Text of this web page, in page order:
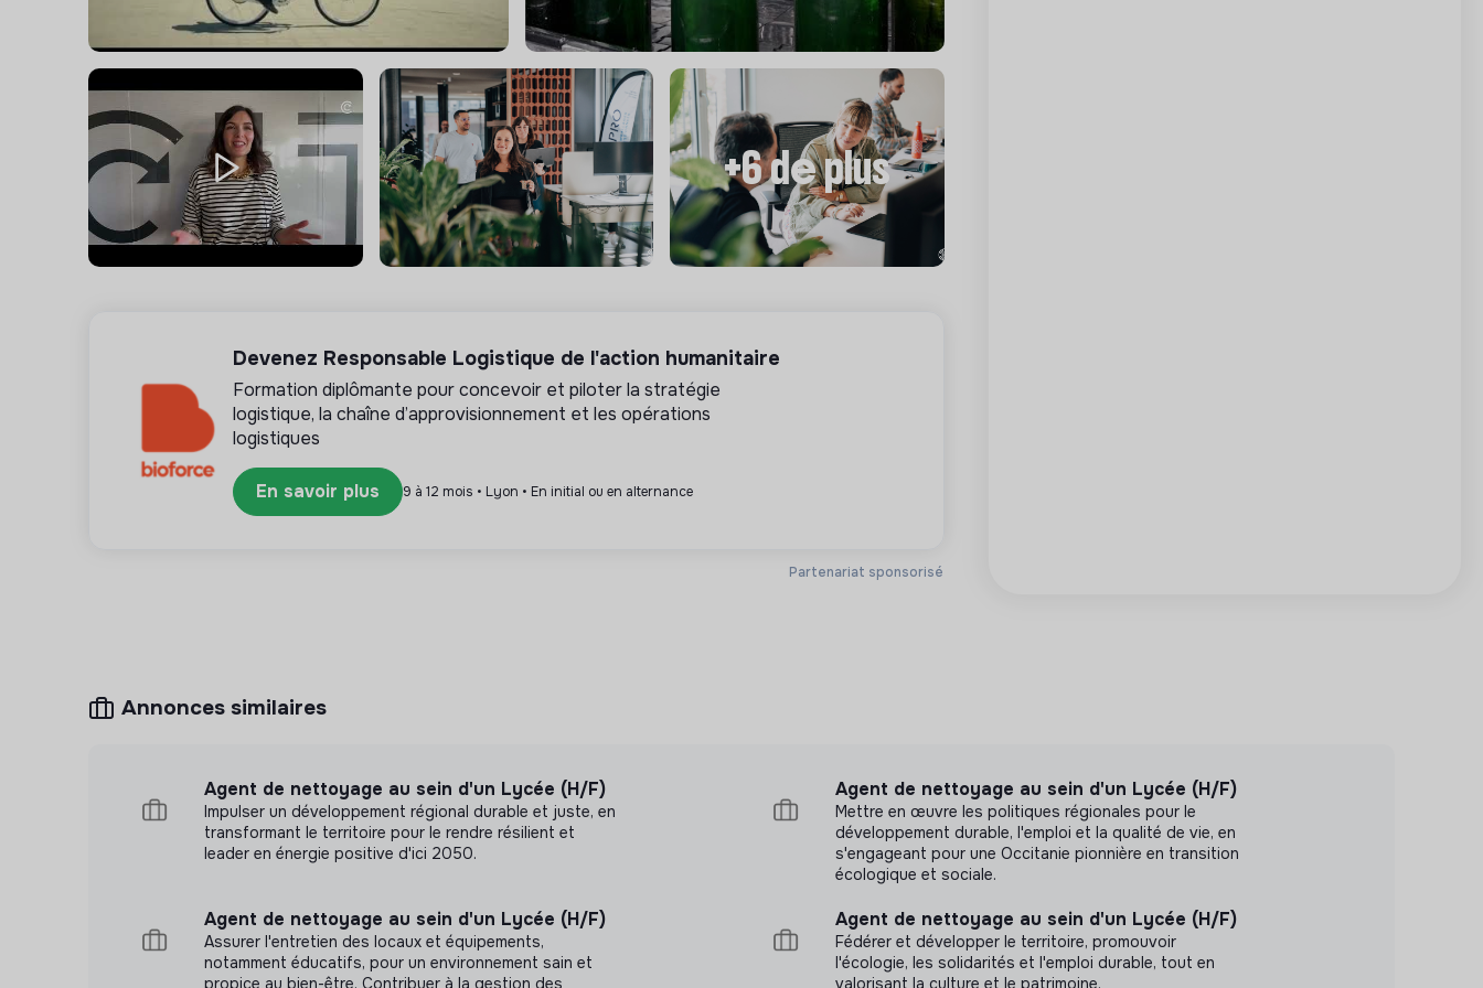
bureau est clé. Notre accord prévoit jusqu'à 8 jours de télétravail par mois.
Rémunération: la fourchette salariale envisagée se situe entre €50 000,00€ et €58
000,00€ de fixe annuel, selon expérience, à laquelle s’ajoute une part variable de 8%. A
affiner selon votre profil.
RTT : notre accord ouvre 18 jours de RTT par an, pour soutenir l’équilibre entre la vie
professionnelle et personnelle.
+6 de plus
Partenariat sponsorisé
Devenez Responsable Logistique de l'action humanitaire
Formation diplômante pour concevoir et piloter la stratégie
logistique, la chaîne d’approvisionnement et les opérations
logistiques
En savoir plus 9 à 12 mois • Lyon • En initial ou en alternance
Annonces similaires
Agent de nettoyage au sein d'un Lycée (H/F)
Impulser un développement régional durable et juste, en
transformant le territoire pour le rendre résilient et
leader en énergie positive d'ici 2050.
Agent de nettoyage au sein d'un Lycée (H/F)
Mettre en œuvre les politiques régionales pour le
développement durable, l'emploi et la qualité de vie, en
s'engageant pour une Occitanie pionnière en transition
écologique et sociale.
Agent de nettoyage au sein d'un Lycée (H/F)
Assurer l'entretien des locaux et équipements,
notamment éducatifs, pour un environnement sain et
propice au bien-être. Contribuer à la gestion des
Agent de nettoyage au sein d'un Lycée (H/F)
Fédérer et développer le territoire, promouvoir
l'écologie, les solidarités et l'emploi durable, tout en
valorisant la culture et le patrimoine.